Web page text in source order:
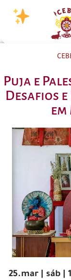
Puja e
Desafios
25.mar | sáb |